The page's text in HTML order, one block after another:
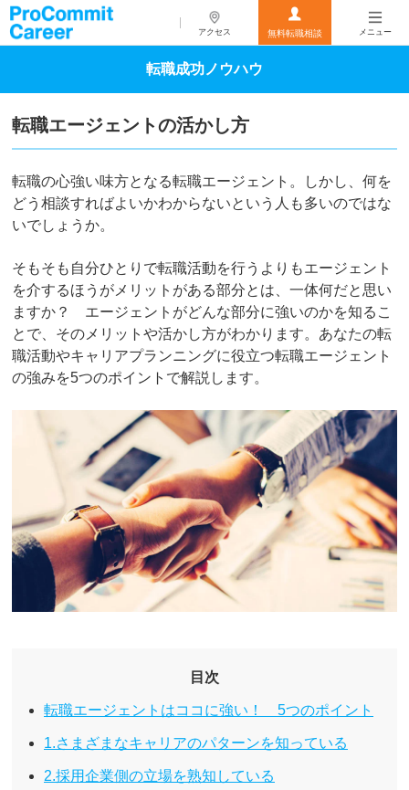
アクセス 無料転職相談 メニュー
転職成功ノウハウ
転職エージェントの活かし方
転職の心強い味方となる転職エージェント。しかし、何を
どう相談すればよいかわからないという人も多いのではな
いでしょうか。
そもそも自分ひとりで転職活動を行うよりもエージェント
を介するほうがメリットがある部分とは、一体何だと思い
ますか？ エージェントがどんな部分に強いのかを知るこ
とで、そのメリットや活かし方がわかります。あなたの転
職活動やキャリアプランニングに役立つ転職エージェント
の強みを5つのポイントで解説します。
目次
転職エージェントはココに強い！ 5つのポイント
1.さまざまなキャリアのパターンを知っている
2.採用企業側の立場を熟知している